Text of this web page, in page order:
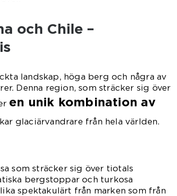
och Chile –
landskap, höga berg och några av
Denna region, som sträcker sig över
en unik kombination av
glaciärvandrare från hela världen.
som sträcker sig över tiotals
bergstoppar och turkosa
spektakulärt från marken som från